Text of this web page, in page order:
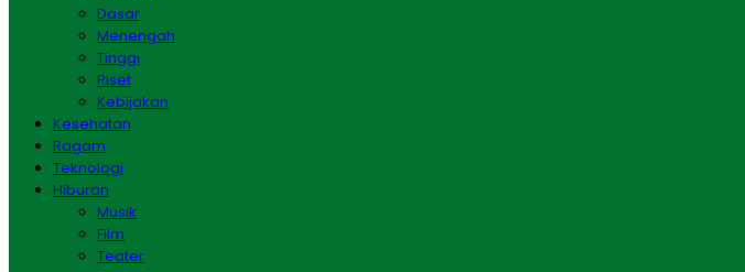
Dasar
Menengah
Tinggi
Riset
Kebijakan
Kesehatan
Ragam
Teknologi
Hiburan
Musik
Film
Teater